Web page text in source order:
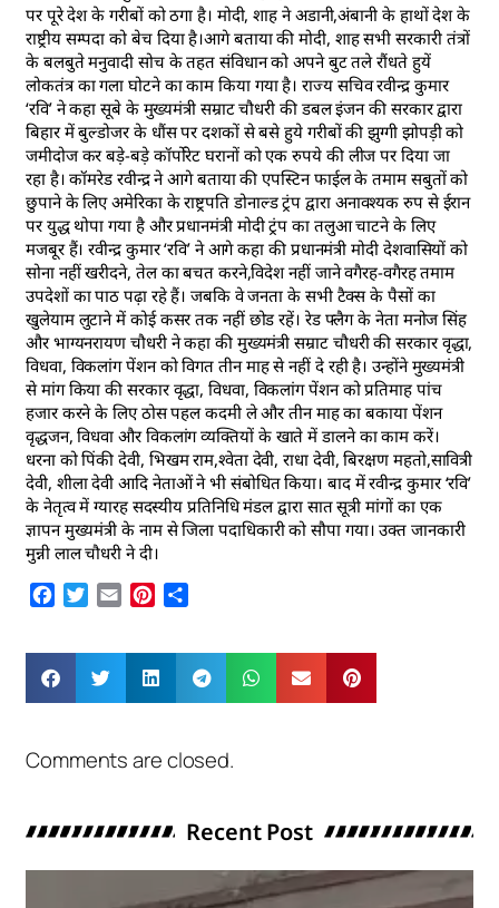
पर पूरे देश के गरीबों को ठगा है। मोदी, शाह ने अडानी,अंबानी के हाथों देश के
राष्ट्रीय सम्पदा को बेच दिया है।आगे बताया की मोदी, शाह सभी सरकारी तंत्रों
के बलबुते मनुवादी सोच के तहत संविधान को अपने बुट तले रौंधते हुयें
लोकतंत्र का गला घोटने का काम किया गया है। राज्य सचिव रवीन्द्र कुमार
‘रवि’ ने कहा सूबे के मुख्यमंत्री सम्राट चौधरी की डबल इंजन की सरकार द्वारा
बिहार में बुल्डोजर के धौंस पर दशकों से बसे हुये गरीबों की झुग्गी झोपड़ी को
जमीदोज कर बड़े-बड़े कॉर्पोरेट घरानों को एक रुपये की लीज पर दिया जा
रहा है। कॉमरेड रवीन्द्र ने आगे बताया की एपस्टिन फाईल के तमाम सबुतों को
छुपाने के लिए अमेरिका के राष्ट्रपति डोनाल्ड ट्रंप द्वारा अनावश्यक रुप से ईरान
पर युद्ध थोपा गया है और प्रधानमंत्री मोदी ट्रंप का तलुआ चाटने के लिए
मजबूर हैं। रवीन्द्र कुमार ‘रवि’ ने आगे कहा की प्रधानमंत्री मोदी देशवासियों को
सोना नहीं खरीदने, तेल का बचत करने,विदेश नहीं जाने वगैरह-वगैरह तमाम
उपदेशों का पाठ पढ़ा रहे हैं। जबकि वे जनता के सभी टैक्स के पैसों का
खुलेयाम लुटाने में कोई कसर तक नहीं छोड रहें। रेड फ्लैग के नेता मनोज सिंह
और भाग्यनरायण चौधरी ने कहा की मुख्यमंत्री सम्राट चौधरी की सरकार वृद्धा,
विधवा, विकलांग पेंशन को विगत तीन माह से नहीं दे रही है। उन्होंने मुख्यमंत्री
से मांग किया की सरकार वृद्धा, विधवा, विकलांग पेंशन को प्रतिमाह पांच
हजार करने के लिए ठोस पहल कदमी ले और तीन माह का बकाया पेंशन
वृद्धजन, विधवा और विकलांग व्यक्तियों के खाते में डालने का काम करें।
धरना को पिंकी देवी, भिखम राम,श्वेता देवी, राधा देवी, बिरक्षण महतो,सावित्री
देवी, शीला देवी आदि नेताओं ने भी संबोधित किया। बाद में रवीन्द्र कुमार ‘रवि’
के नेतृत्व में ग्यारह सदस्यीय प्रतिनिधि मंडल द्वारा सात सूत्री मांगों का एक
ज्ञापन मुख्यमंत्री के नाम से जिला पदाधिकारी को सौपा गया। उक्त जानकारी
मुन्नी लाल चौधरी ने दी।
Facebook
Twitter
Email Pinterest
Comments are closed.
Recent Post